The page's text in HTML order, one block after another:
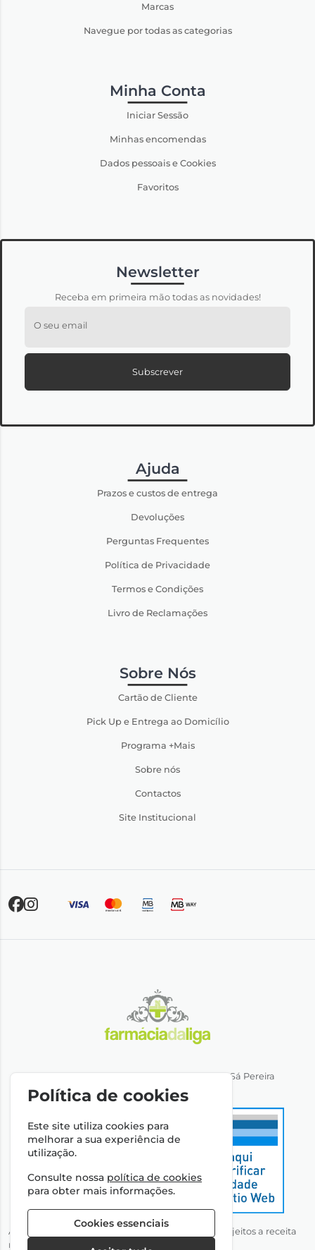
Marcas
Navegue por todas as categorias
Minha Conta
Iniciar Sessão
Minhas encomendas
Dados pessoais e Cookies
Favoritos
Newsletter
Receba em primeira mão todas as novidades!
O seu email
Subscrever
Ajuda
Prazos e custos de entrega
Devoluções
Perguntas Frequentes
Política de Privacidade
Termos e Condições
Livro de Reclamações
Sobre Nós
Cartão de Cliente
Pick Up e Entrega ao Domicílio
Programa +Mais
Sobre nós
Contactos
Site Institucional
Direção Técnica: Dra. Ana Rita Miranda de Sá Pereira
NIPC: 501064974
Autorizado a disponibilizar medicamentos não sujeitos a receita
médica através da Internet pelo Infarmed, I.P.
Política de cookies
Este site utiliza cookies para
melhorar a sua experiência de
utilização.
Consulte nossa política de cookies
para obter mais informações.
Cookies essenciais